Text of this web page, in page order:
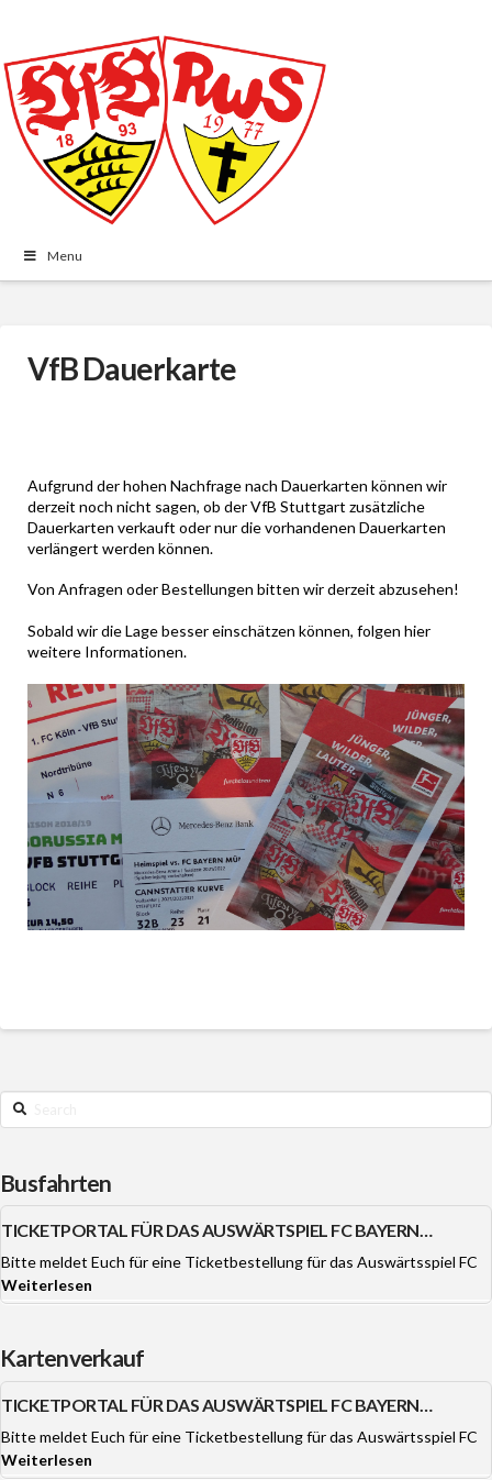
Menu
VfB Dauerkarte
Aufgrund der hohen Nachfrage nach Dauerkarten können wir
derzeit noch nicht sagen, ob der VfB Stuttgart zusätzliche
Dauerkarten verkauft oder nur die vorhandenen Dauerkarten
verlängert werden können.
Von Anfragen oder Bestellungen bitten wir derzeit abzusehen!
Sobald wir die Lage besser einschätzen können, folgen hier
weitere Informationen.
Search
Busfahrten
TICKETPORTAL FÜR DAS AUSWÄRTSPIEL FC BAYERN
MÜNCHEN OFFEN.
Bitte meldet Euch für eine Ticketbestellung für das Auswärtsspiel FC
Weiterlesen
Kartenverkauf
TICKETPORTAL FÜR DAS AUSWÄRTSPIEL FC BAYERN
MÜNCHEN OFFEN.
Bitte meldet Euch für eine Ticketbestellung für das Auswärtsspiel FC
Weiterlesen